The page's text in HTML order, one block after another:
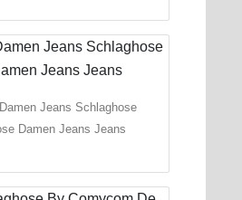
Jeans Schlaghose
Damen Jeans Jeans